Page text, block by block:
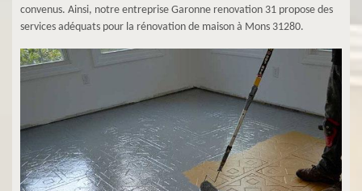
convenus. Ainsi, notre entreprise Garonne renovation 31 propose des
services adéquats pour la rénovation de maison à Mons 31280.